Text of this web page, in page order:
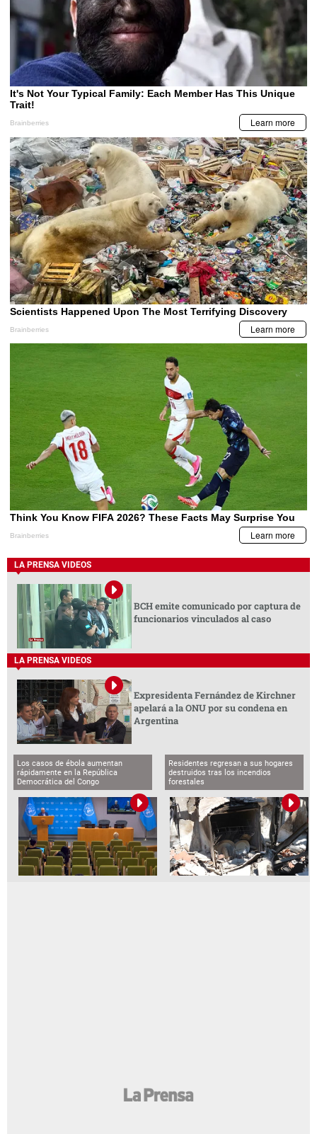
LA PRENSA VIDEOS
BCH emite comunicado por captura de
funcionarios vinculados al caso
LA PRENSA VIDEOS
Expresidenta Fernández de Kirchner
apelará a la ONU por su condena en
Argentina
Los casos de ébola aumentan
rápidamente en la República
Democrática del Congo
Residentes regresan a sus hogares
destruidos tras los incendios
forestales